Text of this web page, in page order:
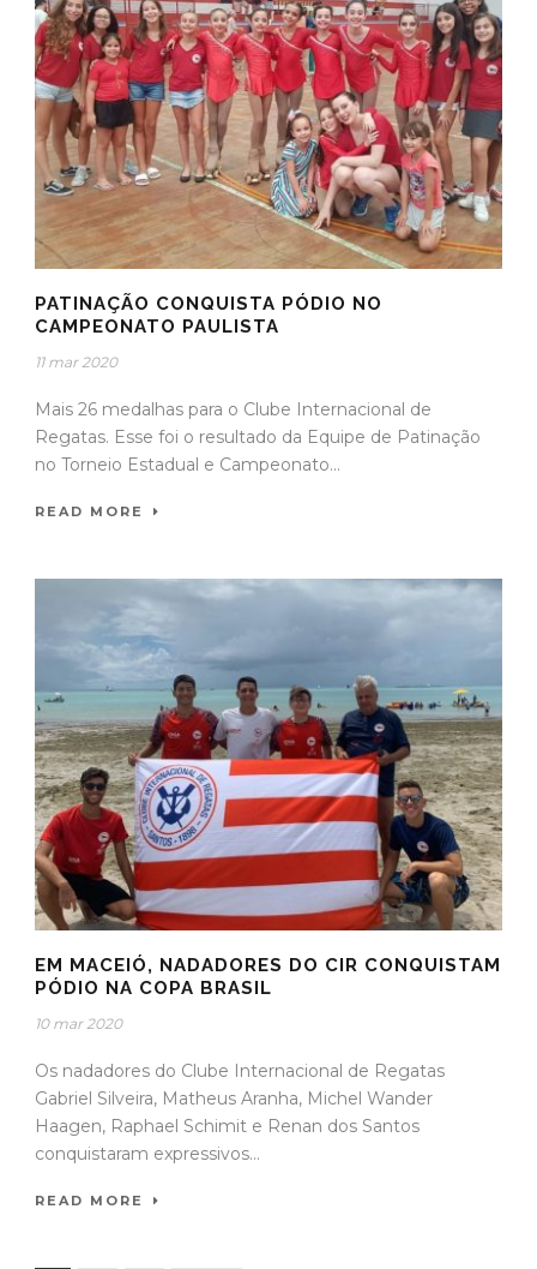
PATINAÇÃO CONQUISTA PÓDIO NO
CAMPEONATO PAULISTA
11 mar 2020
Mais 26 medalhas para o Clube Internacional de
Regatas. Esse foi o resultado da Equipe de Patinação
no Torneio Estadual e Campeonato...
READ MORE
EM MACEIÓ, NADADORES DO CIR CONQUISTAM
PÓDIO NA COPA BRASIL
10 mar 2020
Os nadadores do Clube Internacional de Regatas
Gabriel Silveira, Matheus Aranha, Michel Wander
Haagen, Raphael Schimit e Renan dos Santos
conquistaram expressivos...
READ MORE